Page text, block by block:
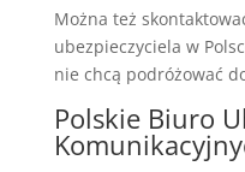
Można też
ubezpieczyciela w
nie chcą podróżować
Polskie Biuro